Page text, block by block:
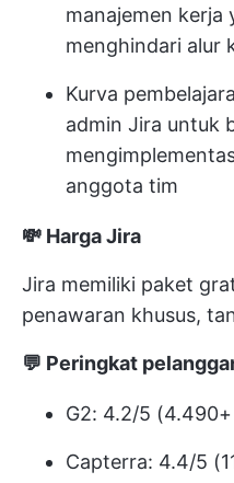
manajemen kerja
menghindari alur
Kurva
admin Jira untuk
anggota tim
💸 Harga Jira
Jira memiliki paket
penawaran khusus,
💬 Peringkat
G2: 4.2/5 (4.490+
Capterra: 4.4/5